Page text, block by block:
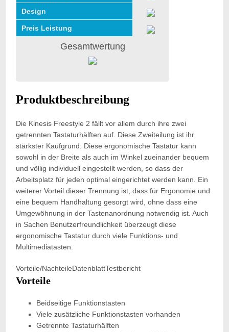
Design
Preis Leistung
Gesamtwertung
Produktbeschreibung
Die Kinesis Freestyle 2 fällt vor allem durch ihre zwei
getrennten Tastaturhälften auf. Diese Zweiteilung ist ihr
stärkster Kaufgrund: Diese ergonomische Tastatur kann
sowohl in der Breite als auch im Winkel zueinander bequem
und völlig individuell eingestellt werden, so dass der
Arbeitsplatz für jeden optimal eingerichtet werden kann. Ein
weiterer Vorteil dieser Trennung ist, dass für Ergonomie und
eine bequem Handhaltung gesorgt wird, ohne dass eine
Umgewöhnung in der Tastenanordnung notwendig ist. Auch
in Sachen Benutzerfreundlichkeit überzeugt diese
ergonomische Tastatur durch viele Funktions- und
Multimediatasten.
Vorteile/NachteileDatenblattTestbericht
Vorteile
Beidseitige Funktionstasten
Viele zusätzliche Funktionstasten vorhanden
Getrennte Tastaturhälften